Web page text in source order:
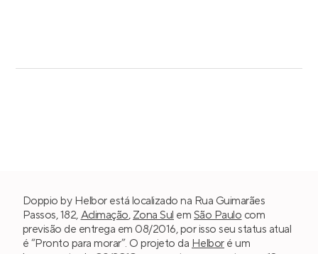
Doppio by Helbor está localizado na Rua Guimarães
Passos, 182, Aclimação, Zona Sul em São Paulo com
previsão de entrega em 08/2016, por isso seu status atual
é “Pronto para morar”. O projeto da Helboré um